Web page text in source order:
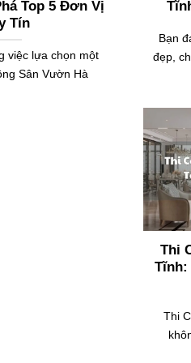
Top 5 Đơn Vị
Tín
việc lựa chọn một
Sân Vườn Hà
Bạn
đẹp,
Thi
Tĩnh:
Thi